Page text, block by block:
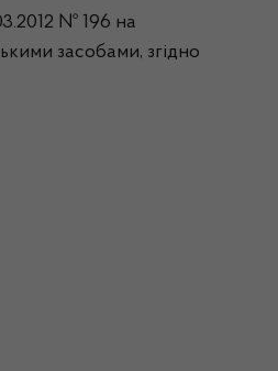
№ 196 на
засобами, згідно